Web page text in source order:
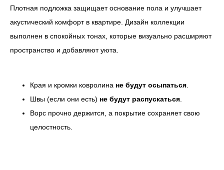
Плотная подложка защищает основание пола и улучшает
акустический комфорт в квартире. Дизайн коллекции
выполнен в спокойных тонах, которые визуально расширяют
пространство и добавляют уюта.
Края и кромки ковролина не будут осыпаться
Швы (если они есть) не будут распускаться
Ворс прочно держится, а покрытие сохраняет свою
целостность.